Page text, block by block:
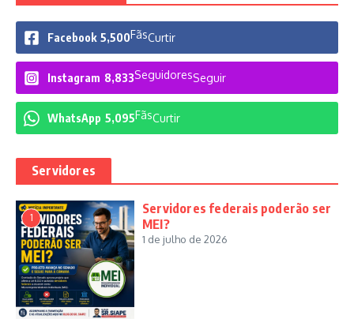
Facebook 5,500FãsCurtir
Instagram 8,833SeguidoresSeguir
WhatsApp 5,095FãsCurtir
Servidores
1
Servidores federais poderão ser
MEI?
1 de julho de 2026